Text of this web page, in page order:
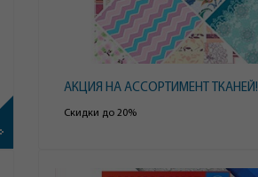
АКЦИЯ НА АССОРТИМЕНТ ТКАНЕЙ!
Скидки до 20%